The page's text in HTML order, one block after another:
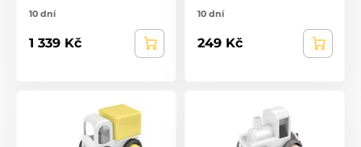
10 dní
1 339 Kč
10 dní
249 Kč